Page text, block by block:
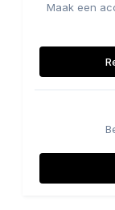
Maak een